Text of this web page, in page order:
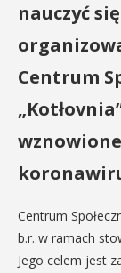
nauczyć
Centrum
Centrum
b.r. w ramach
Jego celem jest